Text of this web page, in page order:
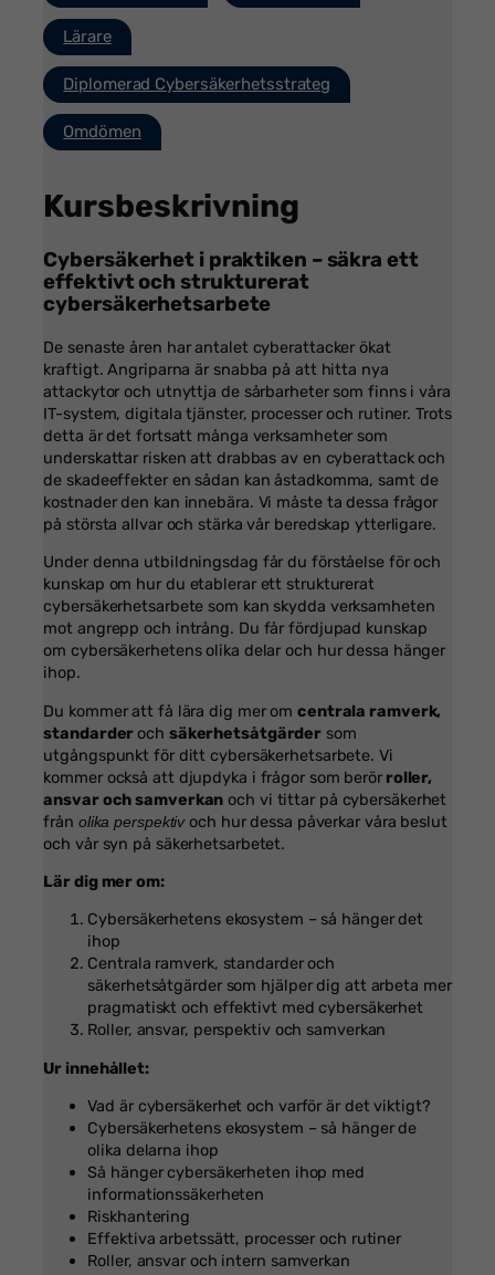
Lärare
Diplomerad Cybersäkerhetsstrateg
Omdömen
Kursbeskrivning
Cybersäkerhet i praktiken – säkra ett
effektivt och strukturerat
cybersäkerhetsarbete
De senaste åren har antalet cyberattacker ökat
kraftigt. Angriparna är snabba på att hitta nya
attackytor och utnyttja de sårbarheter som finns i våra
IT-system, digitala tjänster, processer och rutiner. Trots
detta är det fortsatt många verksamheter som
underskattar risken att drabbas av en cyberattack och
de skadeeffekter en sådan kan åstadkomma, samt de
kostnader den kan innebära. Vi måste ta dessa frågor
på största allvar och stärka vår beredskap ytterligare.
Under denna utbildningsdag får du förståelse för och
kunskap om hur du etablerar ett strukturerat
cybersäkerhetsarbete som kan skydda verksamheten
mot angrepp och intrång. Du får fördjupad kunskap
om cybersäkerhetens olika delar och hur dessa hänger
ihop.
Du kommer att få lära dig mer omcentrala ramverk,
standarder och säkerhetsåtgärder som
utgångspunkt för ditt cybersäkerhetsarbete. Vi
kommer också att djupdyka i frågor som berörroller,
ansvar och samverkan och vi tittar på cybersäkerhet
från olika perspektivoch hur dessa påverkar våra beslut
och vår syn på säkerhetsarbetet.
Lär dig mer om:
Cybersäkerhetens ekosystem – så hänger det
ihop
Centrala ramverk, standarder och
säkerhetsåtgärder som hjälper dig att arbeta mer
pragmatiskt och effektivt med cybersäkerhet
Roller, ansvar, perspektiv och samverkan
Ur innehållet:
Vad är cybersäkerhet och varför är det viktigt?
Cybersäkerhetens ekosystem – så hänger de
olika delarna ihop
Så hänger cybersäkerheten ihop med
informationssäkerheten
Riskhantering
Effektiva arbetssätt, processer och rutiner
Roller, ansvar och intern samverkan